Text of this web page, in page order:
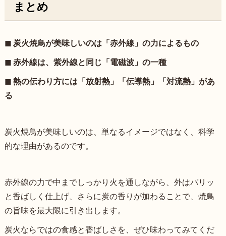
まとめ
◼︎ 炭火焼鳥が美味しいのは「赤外線」の力によるもの
◼︎ 赤外線は、紫外線と同じ「電磁波」の一種
◼︎ 熱の伝わり方には「放射熱」「伝導熱」「対流熱」 があ
る
炭火焼鳥が美味しいのは、単なるイメージではなく、科学
的な理由があるのです。
赤外線の力で中までしっかり火を通しながら、外はパリッ
と香ばしく仕上げ、さらに炭の香りが加わることで、焼鳥
の旨味を最大限に引き出します。
炭火ならではの食感と香ばしさを、ぜひ味わってみてくだ